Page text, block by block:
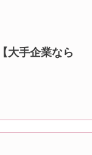
大手企業なら